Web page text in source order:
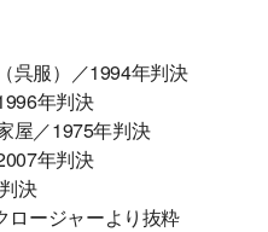
呉服）／1994年判決
年判決
屋／1975年判決
年判決
決
ロージャーより抜粋